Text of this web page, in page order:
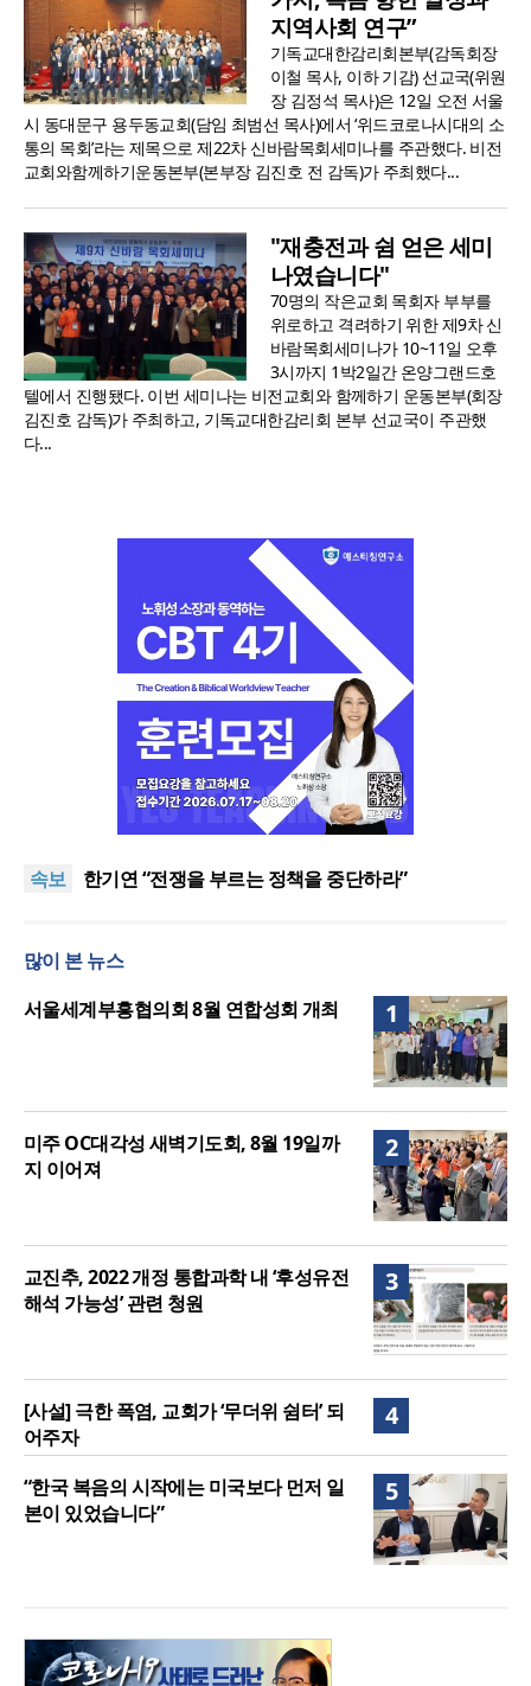
지역사회 연구”
기독교대한감리회본부(감독회장
이철 목사, 이하 기감) 선교국(위원
장 김정석 목사)은 12일 오전 서울
시 동대문구 용두동교회(담임 최범선 목사)에서 ‘위드코로나시대의 소
통의 목회’라는 제목으로 제22차 신바람목회세미나를 주관했다. 비전
교회와함께하기운동본부(본부장 김진호 전 감독)가 주최했다...
"재충전과 쉼 얻은 세미
나였습니다"
70명의 작은교회 목회자 부부를
위로하고 격려하기 위한 제9차 신
바람목회세미나가 10~11일 오후
3시까지 1박2일간 온양그랜드호
텔에서 진행됐다. 이번 세미나는 비전교회와 함께하기 운동본부(회장
김진호 감독)가 주최하고, 기독교대한감리회 본부 선교국이 주관했
다...
속보
“한국 복음의 시작에는 미국보다 먼저 일본이 있었습
주길”
한기연 “전쟁을 부르는 정책을 중단하라”
성회 위해 협력
“한국 복음의 시작에는 미국보다 먼저 일본이 있었습
“기도로 시작한 스틸 美 대사, 한미동맹의 가교 되어
주길”
많이 본 뉴스
1
서울세계부흥협의회 8월 연합성회 개최
2
미주 OC대각성 새벽기도회, 8월 19일까
지 이어져
3
교진추, 2022 개정 통합과학 내 ‘후성유전
해석 가능성’ 관련 청원
4
[사설] 극한 폭염, 교회가 ‘무더위 쉼터’ 되
어주자
5
“한국 복음의 시작에는 미국보다 먼저 일
본이 있었습니다”